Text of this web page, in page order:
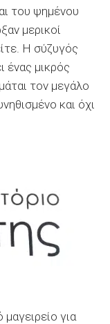
του ψημένου
μερικοί
Η σύζυγός
ένας μικρός
τον μεγάλο
και όχι
για